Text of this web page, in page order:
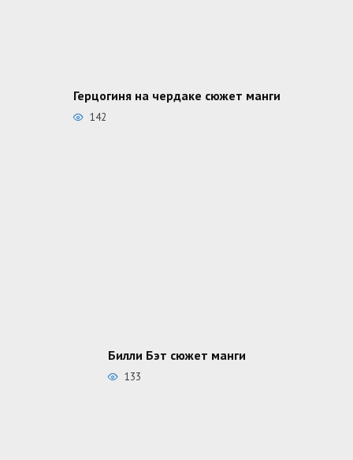
Герцогиня на чердаке сюжет манги
142
Билли Бэт сюжет манги
133